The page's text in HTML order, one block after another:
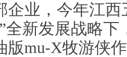
企业，今年江
全新发展战略
版mu-X牧游侠